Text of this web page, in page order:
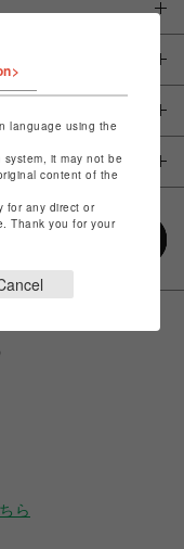
ら
language using the
it may not be
content of the
for any direct or
Thank you for your